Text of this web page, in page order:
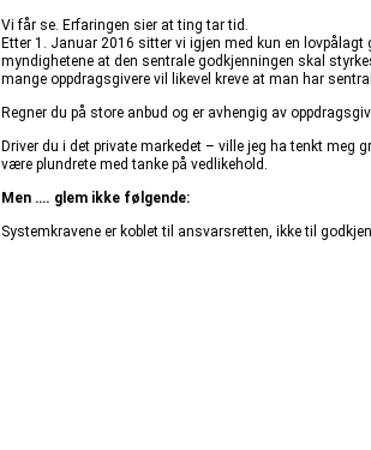
Vi får se. Erfaringen sier at ting tar tid.
Etter 1. Januar 2016 sitter vi igjen med kun en
myndighetene at den sentrale godkjenningen skal
mange oppdragsgivere vil likevel kreve at man har
Regner du på store anbud og er avhengig av
Driver du i det private markedet – ville jeg ha tenkt meg
være plundrete med tanke på vedlikehold.
Men …. glem ikke følgende:
Systemkravene er koblet til ansvarsretten, ikke til